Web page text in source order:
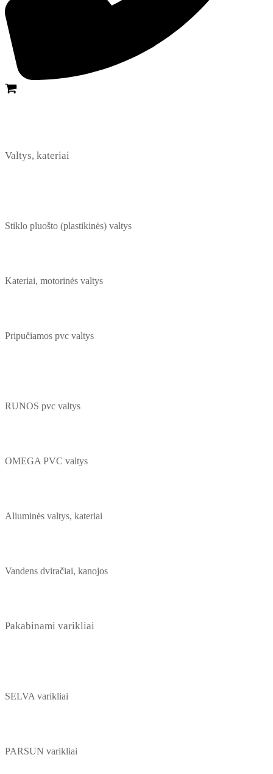
Valtys, kateriai
Stiklo pluošto (plastikinės) valtys
Kateriai, motorinės valtys
Pripučiamos pvc valtys
RUNOS pvc valtys
OMEGA PVC valtys
Aliuminės valtys, kateriai
Vandens dviračiai, kanojos
Pakabinami varikliai
SELVA varikliai
PARSUN varikliai